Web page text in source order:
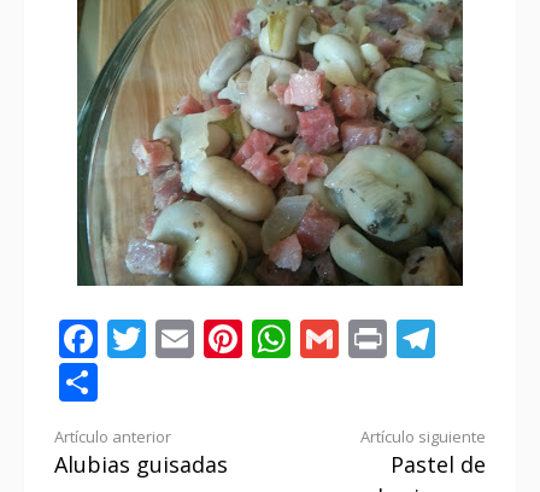
Facebook
Twitter
EmailPinterest
WhatsApp
Gmail
Print
Seguir
Artículo anterior
Alubias guisadas
Artículo siguiente
Pastel de